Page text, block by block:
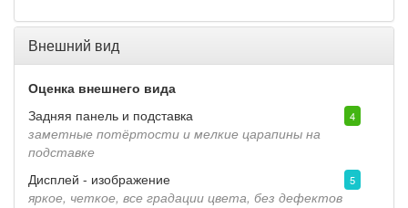
Внешний вид
Оценка внешнего вида
Задняя панель и подставка
4
заметные потёртости и мелкие царапины на
подставке
Дисплей - изображение
5
яркое, четкое, все градации цвета, без дефектов